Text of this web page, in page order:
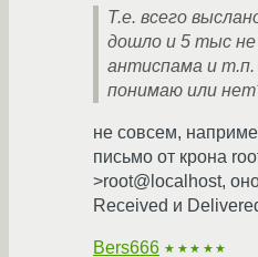
Т.е. всего
дошло и 5 тыс не
антиспама и т.п.
понимаю или
не совсем,
письмо от крона
>root@localhost,
Received и
Bers666 ★★★★★